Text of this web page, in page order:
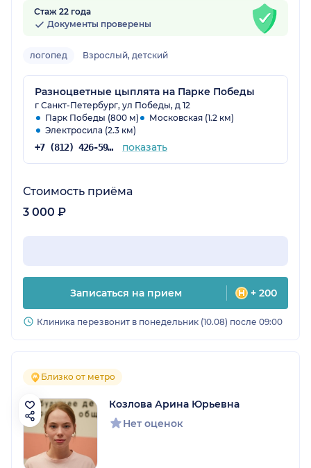
Стаж 22 года
Документы проверены
логопед Взрослый, детский
Разноцветные цыплята на Парке Победы
г Санкт-Петербург, ул Победы, д 12
Парк Победы (800 м)
Московская (1.2 км)
Электросила (2.3 км)
+7 (812) 426-59-34 показать
Стоимость приёма
3 000 ₽
Записаться на прием + 200
Клиника перезвонит в понедельник (10.08) после 09:00
Близко от метро
Козлова Арина Юрьевна
Нет оценок